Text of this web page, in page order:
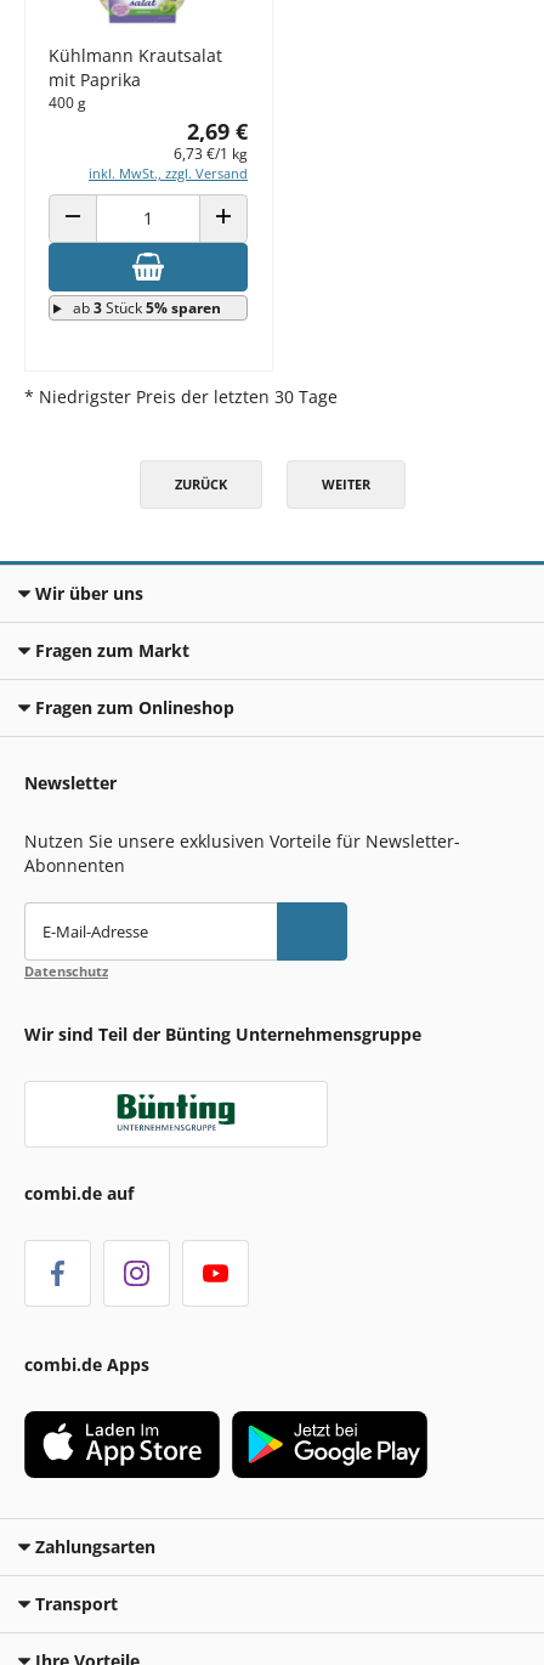
Kühlmann Krautsalat
mit Paprika
400 g
2,69 €
6,73 €/1 kg
inkl. MwSt., zzgl. Versand
ANZAHL VERRINGERN ANZAHL ERHÖHEN
ab3Stück5% sparen
* Niedrigster Preis der letzten 30 Tage
ZURÜCK WEITER
Wir über uns
Fragen zum Markt
Fragen zum Onlineshop
Newsletter
Nutzen Sie unsere exklusiven Vorteile für Newsletter-
Abonnenten
E-Mail-Adresse
Datenschutz
Wir sind Teil der Bünting Unternehmensgruppe
combi.de auf
combi.de Apps
Zahlungsarten
Transport